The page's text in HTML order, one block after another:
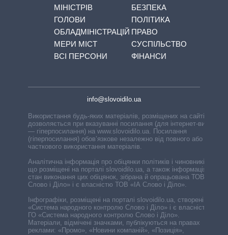
МІНІСТРІВ
ГОЛОВИ
ОБЛАДМІНІСТРАЦІЙ
МЕРИ МІСТ
ВСІ ПЕРСОНИ
БЕЗПЕКА
ПОЛІТИКА
ПРАВО
СУСПІЛЬСТВО
ФІНАНСИ
info@slovoidilo.ua
Використання будь-яких матеріалів, розміщених на сайті,
дозволяється при вказуванні посилання (для інтернет-видань
— гіперпосилання) на www.slovoidilo.ua. Посилання
(гіперпосилання) обов’язкове незалежно від повного або
часткового використання матеріалів.
Аналітична інформація про обіцянки політиків і чиновників,
що розміщені на порталі slovoidilo.ua, а також інформація про
стан виконання цих обіцянок, зібрана й опрацьована ТОВ «ІА
Слово і Діло» і є власністю ТОВ «ІА Слово і Діло».
Інфографіки, розміщені на порталі slovoidilo.ua, створені ГО
«Система народного контролю Слово і Діло» і є власністю
ГО «Система народного контролю Слово і Діло».
Матеріали, відмічені значками, публікуються на правах
реклами: «Промо», «Новини компаній», «Позиція»,